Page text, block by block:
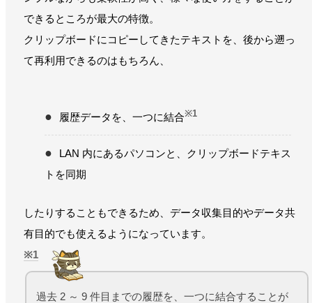
できるところが最大の特徴。
クリップボードにコピーしてきたテキストを、後から遡っ
て再利用できるのはもちろん、
履歴データを、一つに結合※1
LAN 内にあるパソコンと、クリップボードテキス
トを同期
したりすることもできるため、データ収集目的やデータ共
有目的でも使えるようになっています。
1
過去 2 ～ 9 件目までの履歴を、一つに結合することが